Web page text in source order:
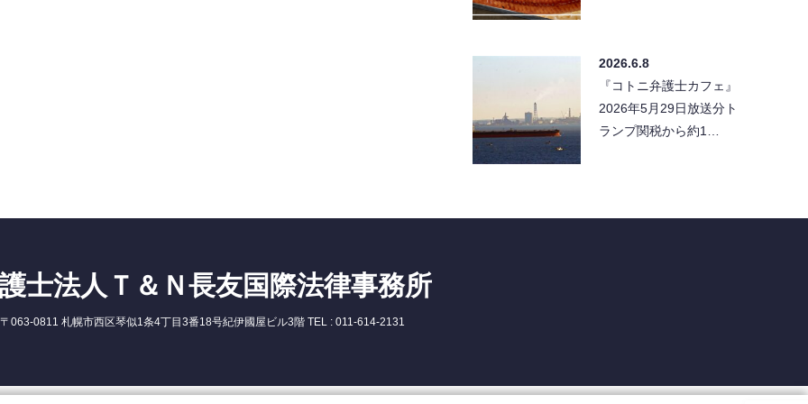
2026.6.8
『コトニ弁護士カフェ』
2026年5月29日放送分ト
ランプ関税から約1…
士法人Ｔ＆Ｎ長友国際法律事務所
〒063-0811 札幌市西区琴似1条4丁目3番18号紀伊國屋ビル3階 TEL : 011-614-2131